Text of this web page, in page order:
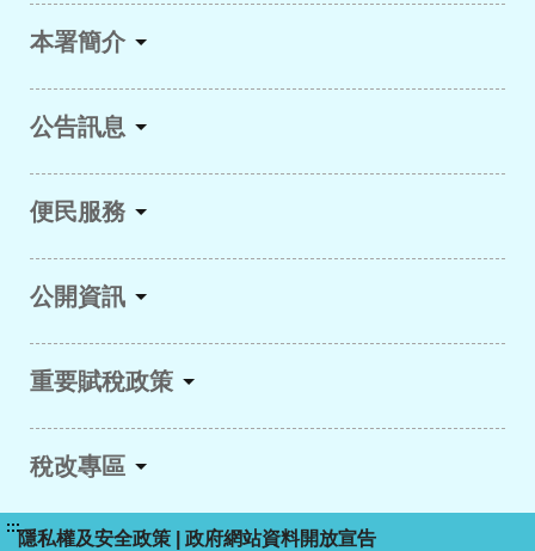
本署簡介
公告訊息
便民服務
公開資訊
重要賦稅政策
稅改專區
:::
隱私權及安全政策
政府網站資料開放宣告